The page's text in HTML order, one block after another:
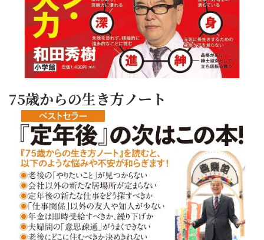
75歳からの生き方ノート